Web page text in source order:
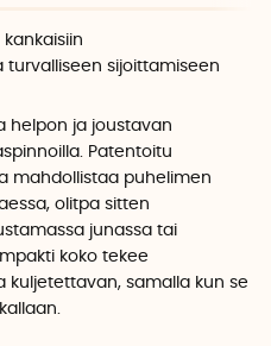
turvalliseen sijoittamiseen
helpon ja joustavan
Patentoitu
mahdollistaa puhelimen
olitpa sitten
junassa tai
koko tekee
kuljetettavan, samalla kun se